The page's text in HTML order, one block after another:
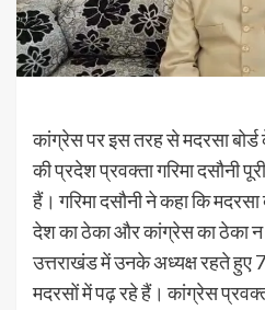
कांग्रेस पर इस तरह से मदरसा
की प्रदेश प्रवक्ता गरिमा दसौनी
हैं। गरिमा दसौनी ने कहा कि मदरसा
देश का ठेका और कांग्रेस का ठेका
उत्तराखंड में उनके अध्यक्ष रहते हुए
मदरसों में पढ़ रहे हैं। कांग्रेस